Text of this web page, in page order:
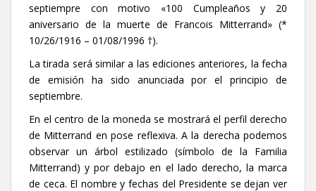
septiempre con motivo «100 Cumpleaños y 20
aniversario de la muerte de Francois Mitterrand» (*
10/26/1916 – 01/08/1996 †).
La tirada será similar a las ediciones anteriores, la fecha
de emisión ha sido anunciada por el principio de
septiembre.
En el centro de la moneda se mostrará el perfil derecho
de Mitterrand en pose reflexiva. A la derecha podemos
observar un árbol estilizado (símbolo de la Familia
Mitterrand) y por debajo en el lado derecho, la marca
de ceca. El nombre y fechas del Presidente se dejan ver